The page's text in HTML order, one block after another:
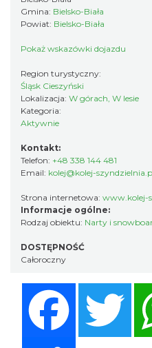
Gmina: Bielsko-Biała
Powiat: Bielsko-Biała
Pokaż wskazówki dojazdu
Region turystyczny:
Śląsk Cieszyński
Lokalizacja: W górach, W lesie
Kategoria:
Aktywnie
Kontakt:
Telefon: +48 338 144 481
Email: kolej@kolej-
Strona internetowa: www.kolej-
Informacje ogólne:
Rodzaj obiektu: Narty i
DOSTĘPNOŚĆ
Całoroczny